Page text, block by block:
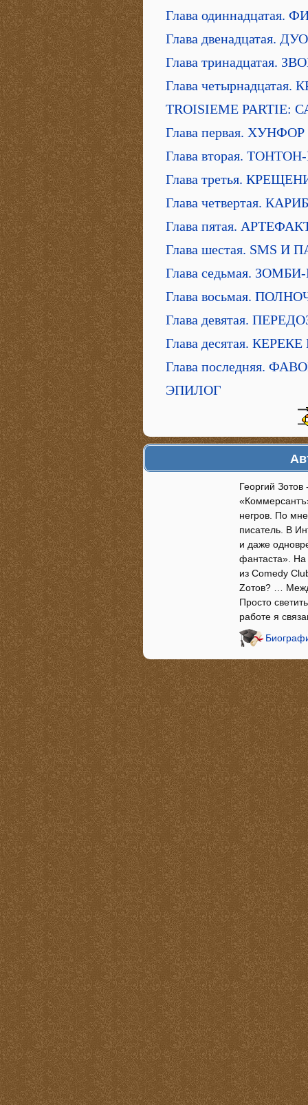
Глава
Глава двенадцатая.
Глава тринадцатая.
Глава
TROISIEME PARTIE:
Глава первая. ХУНФОР
Глава вторая.
Глава третья.
Глава четвертая.
Глава пятая.
Глава шестая. SMS
Глава седьмая.
Глава восьмая.
Глава девятая.
Глава десятая.
Глава последняя.
ЭПИЛОГ
Георгий
негров. По
писатель. В
и даже
фантаста».
из Comedy
Zотов? …
Просто
работе я